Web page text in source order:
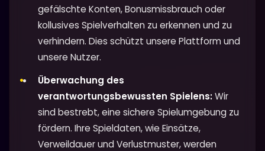
gefälschte Konten, Bonusmissbrauch oder
kollusives Spielverhalten zu erkennen und zu
verhindern. Dies schützt unsere Plattform und
unsere Nutzer.
Überwachung des
verantwortungsbewussten Spielens:Wir
sind bestrebt, eine sichere Spielumgebung zu
fördern. Ihre Spieldaten, wie Einsätze,
Verweildauer und Verlustmuster, werden